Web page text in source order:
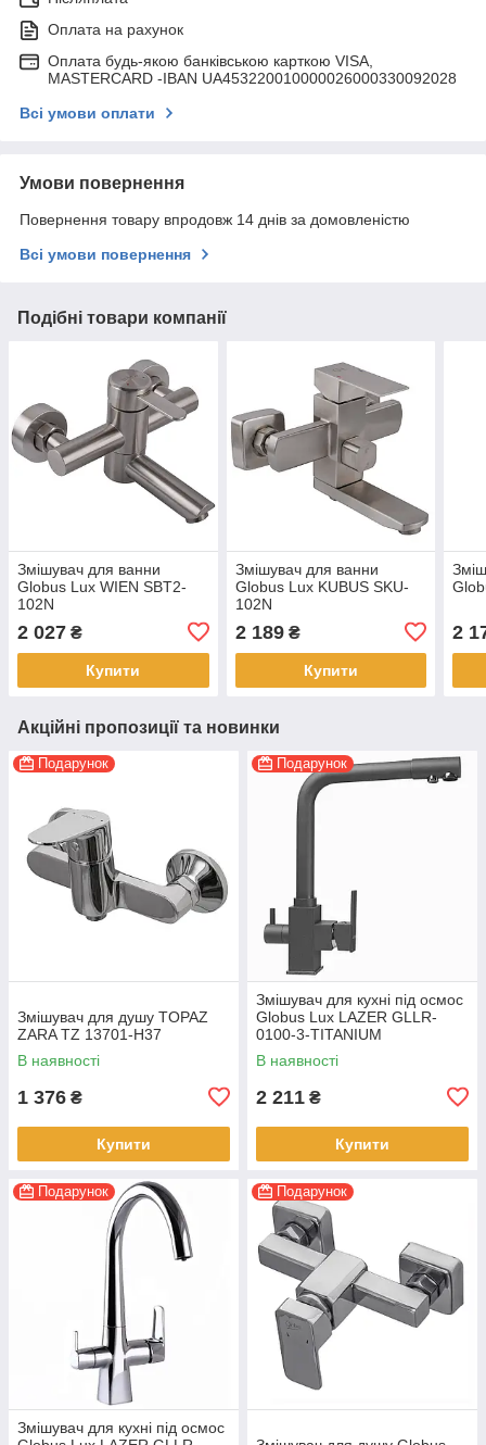
Оплата на рахунок
Оплата будь-якою банківською карткою VISA,
MASTERCARD -IBAN UA453220010000026000330092028
Всі умови оплати
Умови повернення
Повернення товару впродовж 14 днів за домовленістю
Всі умови повернення
Подібні товари компанії
Змішувач для ванни
Globus Lux WIEN SBT2-
102N
2 027 ₴
Купити
Змішувач для ванни
Globus Lux KUBUS SKU-
102N
2 189₴
Купити
2
Акційні пропозиції та новинки
Подарунок
Змішувач для душу TOPAZ
ZARA TZ 13701-H37
В наявності
1 376 ₴
Купити
Подарунок
Змішувач для кухні під осмос
Globus Lux LAZER GLLR-
0100-3-TITANIUM
В наявності
2 211 ₴
Купити
Подарунок
Змішувач для кухні під осмос
Подарунок